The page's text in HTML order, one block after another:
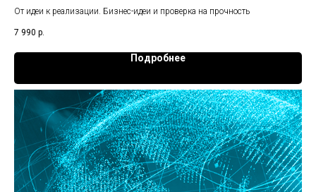
От идеи к реализации. Бизнес-идеи и проверка на прочность
7 990 р.
Подробнее